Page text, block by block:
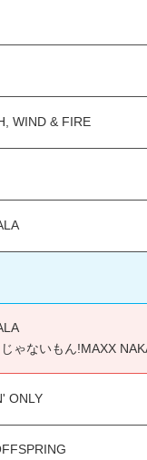
WIND & FIRE
ゃないもん!MAXX
ONLY